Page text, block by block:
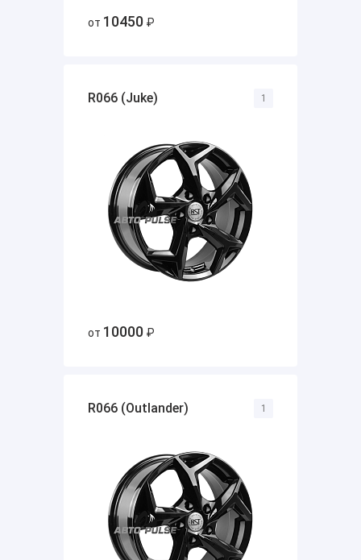
от 10450 ₽
R066 (Juke)
от 10000 ₽
1
R066 (Outlander) 1